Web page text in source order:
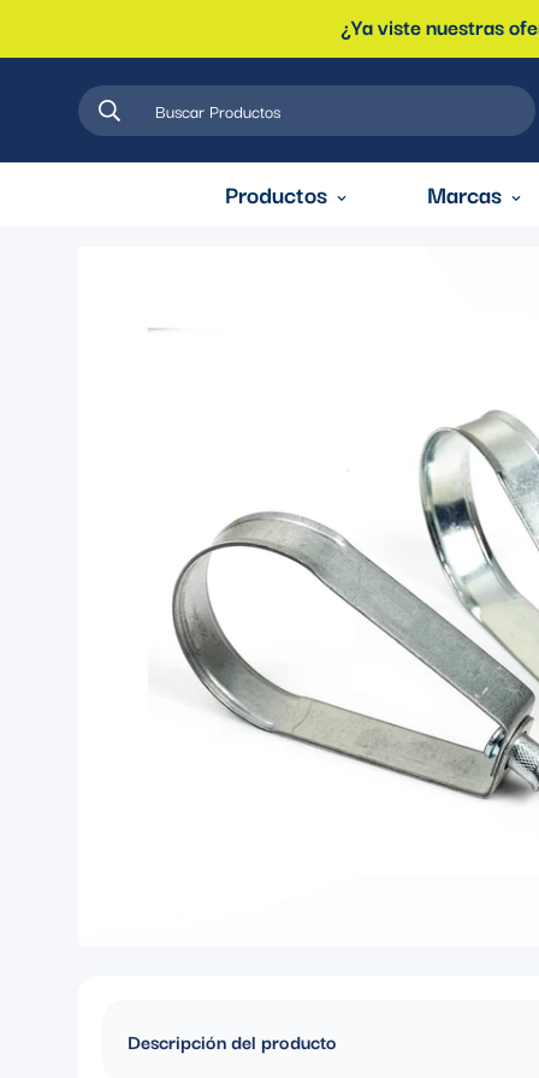
¿Ya viste nuestras
Buscar Productos
Productos Marcas
Descripción del producto